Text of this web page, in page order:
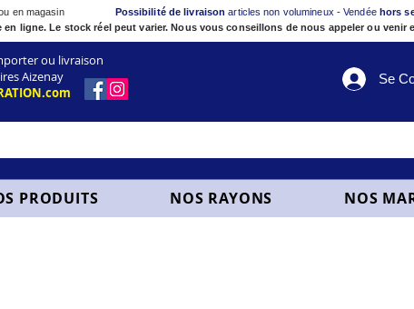
en magasin Possibilité de livraisonarticles non volumineux - Vendée hors
ligne. Le stock réel peut varier. Nous vous conseillons de nous appeler ou
ou livraison
Aizenay
Se
PRODUITS NOS RAYONS NOS